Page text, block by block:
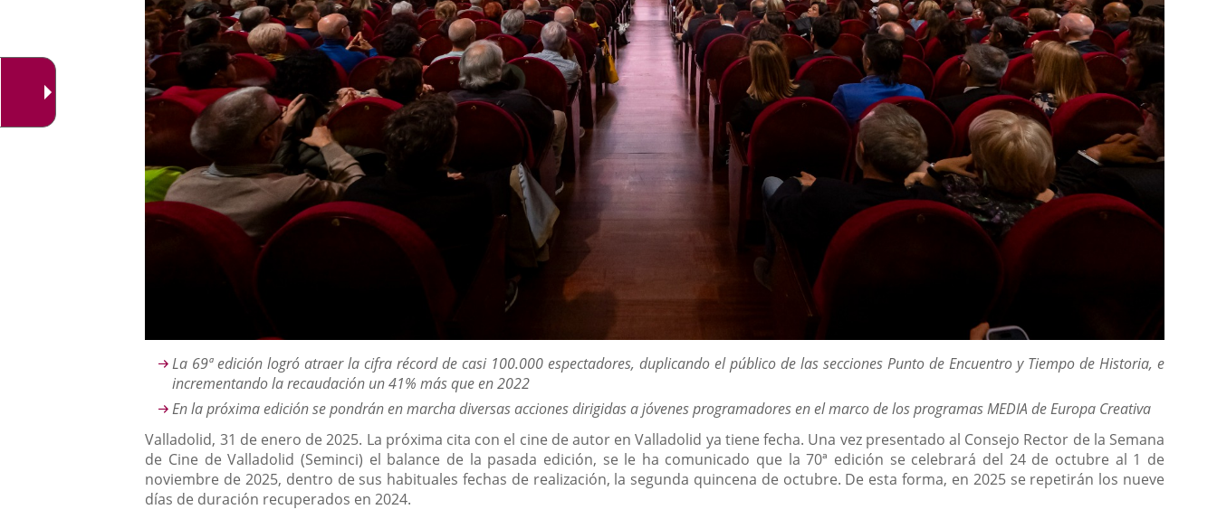
Descripción
La 69ª edición logró atraer la cifra récord de casi 100.000 espectadores, duplicando el público de las secciones Punto de Encuentro y Tiempo de Historia, e
incrementando la recaudación un 41% más que en 2022
En la próxima edición se pondrán en marcha diversas acciones dirigidas a jóvenes programadores en el marco de los programas MEDIA de Europa Creativa
Valladolid, 31 de enero de 2025. La próxima cita con el cine de autor en Valladolid ya tiene fecha. Una vez presentado al Consejo Rector de la Semana
de Cine de Valladolid (Seminci) el balance de la pasada edición, se le ha comunicado que la 70ª edición se celebrará del 24 de octubre al 1 de
noviembre de 2025, dentro de sus habituales fechas de realización, la segunda quincena de octubre. De esta forma, en 2025 se repetirán los nueve
días de duración recuperados en 2024.